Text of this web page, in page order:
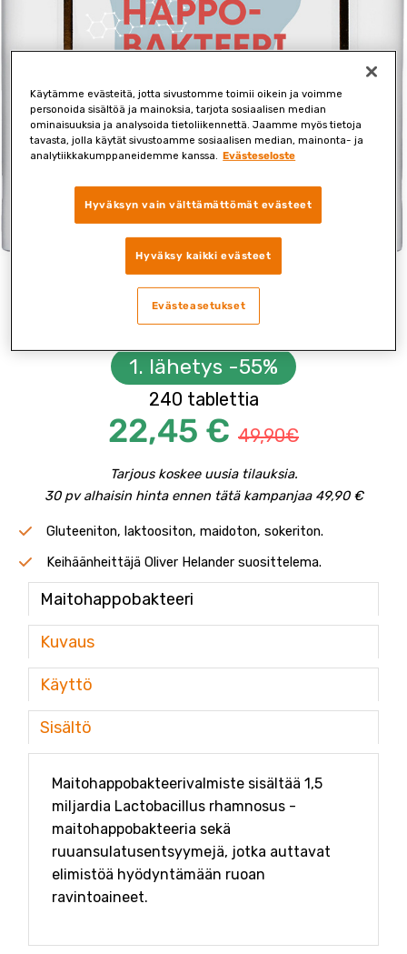
Maitohappo­bakteeri +
Entsyymi
1. lähetys -55%
240 tablettia
22,45 € 49,90€
Tarjous koskee uusia tilauksia.
30 pv alhaisin hinta ennen tätä kampanjaa 49,90 €
Gluteeniton, laktoositon, maidoton, sokeriton.
Keihäänheittäjä Oliver Helander suosittelema.
Maitohappobakteeri
Kuvaus
Käyttö
Sisältö
Maitohappobakteerivalmiste sisältää 1,5
miljardia Lactobacillus rhamnosus -
maitohappobakteeria sekä
ruuansulatusentsyymejä, jotka auttavat
elimistöä hyödyntämään ruoan
ravintoaineet.
Käytämme evästeitä, jotta sivustomme toimii oikein ja voimme
personoida sisältöä ja mainoksia, tarjota sosiaalisen median
ominaisuuksia ja analysoida tietoliikennettä. Jaamme myös tietoja
tavasta, jolla käytät sivustoamme sosiaalisen median, mainonta- ja
analytiikkakumppaneidemme kanssa. Evästeseloste
Hyväksyn vain välttämättömät evästeet
Hyväksy kaikki evästeet
Evästeasetukset